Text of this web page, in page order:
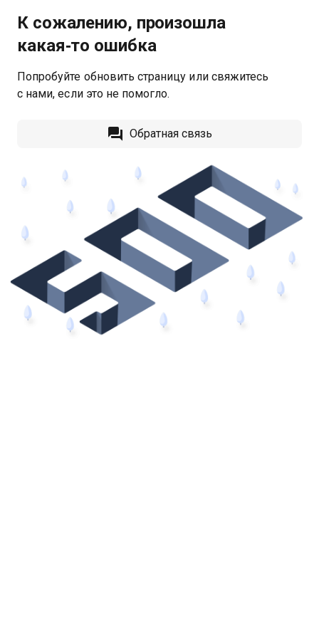
К сожалению, произошла
какая‑то ошибка
Попробуйте обновить страницу или свяжитесь
с нами, если это не помогло.
Обратная связь